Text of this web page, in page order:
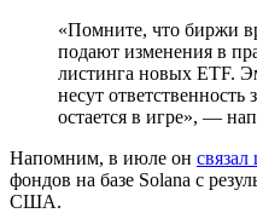
«Помните, что биржи
подают изменения в
листинга новых ETF.
несут
остается в игре», —
Напомним, в июле он
фондов на базе Solana с
США.